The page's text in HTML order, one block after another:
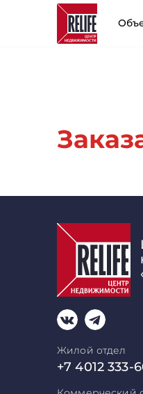
Жилой отдел
+7 4012 333-